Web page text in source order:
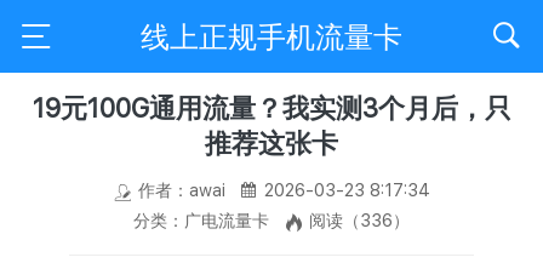
线上正规手机流量卡
19元100G通用流量？我实测3个月后，只
推荐这张卡
作者：awai
2026-03-23 8:17:34
分类：广电流量卡
阅读（336）